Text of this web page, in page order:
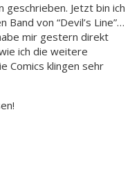
Jetzt bin ich
von “Devil’s Line”…
mir gestern direkt
ich die weitere
Comics klingen sehr